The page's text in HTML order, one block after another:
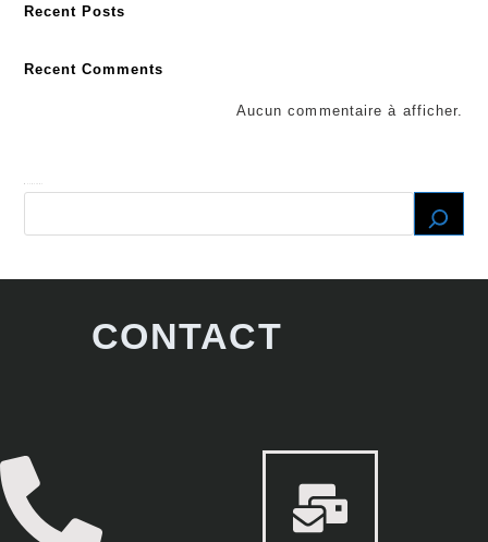
Recent Posts
Recent Comments
Aucun commentaire à afficher.
CONTACT